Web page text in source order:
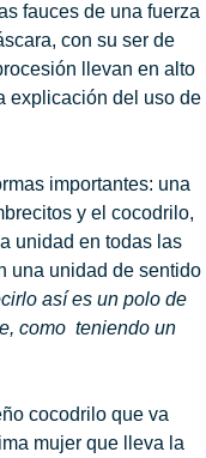
fauces de una fuerza
con su ser de
llevan en alto
explicación del uso de
importantes: una
y el cocodrilo,
unidad en todas las
una unidad de sentido
así es un polo de
como teniendo un
cocodrilo que va
mujer que lleva la